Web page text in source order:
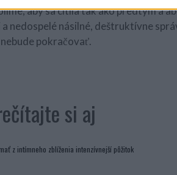
aby sa cítila tak ako predtým a
nedospelé násilné, deštruktívne
pokračovať.
si aj
z intímneho zblíženia intenzívnejší pôžitok